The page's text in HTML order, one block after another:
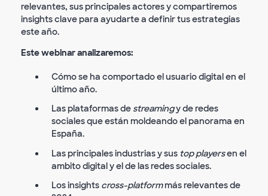
relevantes, sus principales actores y compartiremos
insights clave para ayudarte a definir tus estrategias
este año.
Este webinar analizaremos:
Cómo se ha comportado el usuario digital en el
último año.
Las plataformas destreamingy de redes
sociales que están moldeando el panorama en
España.
Las principales industrias y sus top playersen el
ambito digital y el de las redes sociales.
Los insights cross-platformmás relevantes de